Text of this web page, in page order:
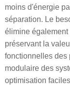
moins d'énergie
séparation. Le
élimine
préservant la
fonctionnelles des
modulaire des
optimisation